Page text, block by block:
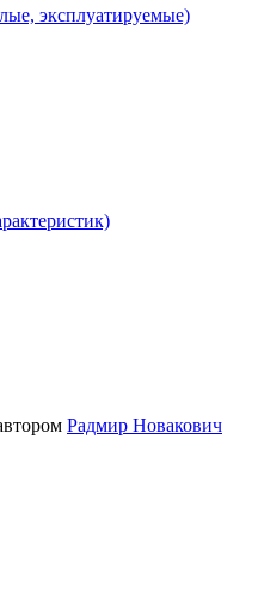
эксплуатируемые)
Радмир Новакович